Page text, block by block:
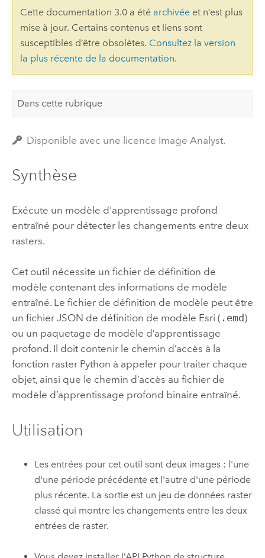
Cette documentation 3.0 a été archivéeet n’est plus
mise à jour. Certains contenus et liens sont
susceptibles d’être obsolètes. Consultez la version
la plus récente de la documentation.
Dans cette rubrique
Disponible avec une licence Image Analyst.
Synthèse
Exécute un modèle d'apprentissage profond
entraîné pour détecter les changements entre deux
rasters.
Cet outil nécessite un fichier de définition de
modèle contenant des informations de modèle
entraîné. Le fichier de définition de modèle peut être
un fichier JSON de définition de modèle Esri ( .emd )
ou un paquetage de modèle d’apprentissage
profond. Il doit contenir le chemin d’accès à la
fonction raster Python à appeler pour traiter chaque
objet, ainsi que le chemin d’accès au fichier de
modèle d’apprentissage profond binaire entraîné.
Utilisation
Les entrées pour cet outil sont deux images : l'une
d'une période précédente et l'autre d'une période
plus récente. La sortie est un jeu de données raster
classé qui montre les changements entre les deux
entrées de raster.